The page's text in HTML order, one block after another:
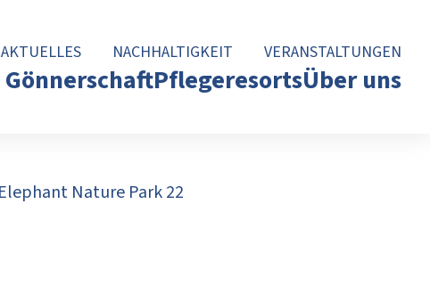
GönnerschaftPflegeresortsÜber uns
AKTUELLES NACHHALTIGKEIT VERANSTALTUNGEN